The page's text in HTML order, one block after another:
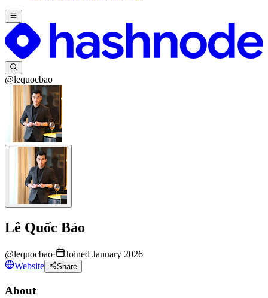
@lequocbao
Lê Quốc Bảo
@lequocbao·
Joined January 2026
Website
Share
About